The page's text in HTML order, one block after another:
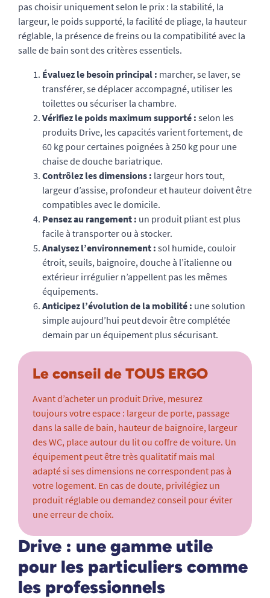
pas choisir uniquement selon le prix : la stabilité, la
largeur, le poids supporté, la facilité de pliage, la hauteur
réglable, la présence de freins ou la compatibilité avec la
salle de bain sont des critères essentiels.
Évaluez le besoin principal : marcher, se laver, se
transférer, se déplacer accompagné, utiliser les
toilettes ou sécuriser la chambre.
Vérifiez le poids maximum supporté : selon les
produits Drive, les capacités varient fortement, de
60 kg pour certaines poignées à 250 kg pour une
chaise de douche bariatrique.
Contrôlez les dimensions : largeur hors tout,
largeur d’assise, profondeur et hauteur doivent être
compatibles avec le domicile.
Pensez au rangement : un produit pliant est plus
facile à transporter ou à stocker.
Analysez l’environnement : sol humide, couloir
étroit, seuils, baignoire, douche à l’italienne ou
extérieur irrégulier n’appellent pas les mêmes
équipements.
Anticipez l’évolution de la mobilité : une solution
simple aujourd’hui peut devoir être complétée
demain par un équipement plus sécurisant.
Le conseil de TOUS ERGO
Avant d’acheter un produit Drive, mesurez
toujours votre espace : largeur de porte, passage
dans la salle de bain, hauteur de baignoire, largeur
des WC, place autour du lit ou coffre de voiture. Un
équipement peut être très qualitatif mais mal
adapté si ses dimensions ne correspondent pas à
votre logement. En cas de doute, privilégiez un
produit réglable ou demandez conseil pour éviter
une erreur de choix.
Drive : une gamme utile
pour les particuliers comme
les professionnels